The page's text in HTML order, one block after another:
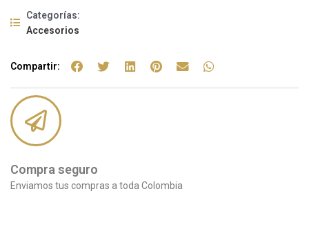
Categorías:
Accesorios
Compartir:
Compra seguro
Enviamos tus compras a toda Colombia